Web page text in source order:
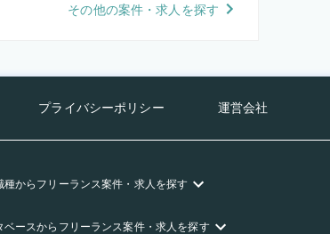
その他の案件・求人を探す
プライバシーポリシー 運営会社
種からフリーランス案件・求人を探す
ベースからフリーランス案件・求人を探す